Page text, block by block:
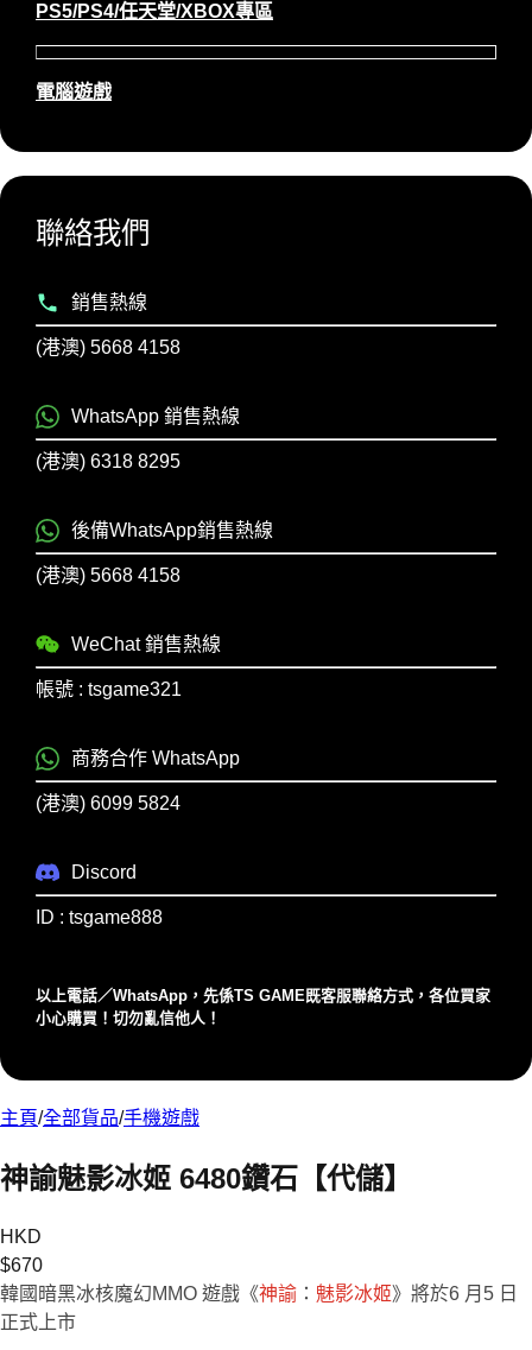
PS5/PS4/任天堂/XBOX專區
電腦遊戲
聯絡我們
銷售熱線
(港澳) 5668 4158
WhatsApp 銷售熱線
(港澳) 6318 8295
後備WhatsApp銷售熱線
(港澳) 5668 4158
WeChat 銷售熱線
帳號 : tsgame321
商務合作 WhatsApp
(港澳) 6099 5824
Discord
ID : tsgame888
以上電話／WhatsApp，先係TS GAME既客服聯絡⽅式，各位買家
⼩⼼購買！切勿亂信他⼈！
主頁/全部貨品/手機遊戲
神諭魅影冰姬 6480鑽石【代儲】
HKD
$670
韓國暗黑冰核魔幻MMO 遊戲《神諭 ： 魅影冰姬》將於6 月5 日
正式上市